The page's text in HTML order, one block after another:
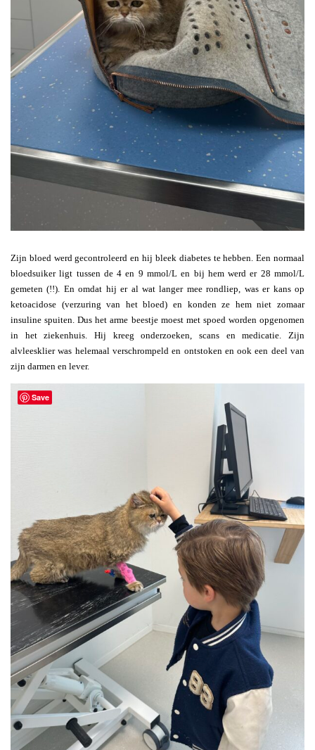
Zijn bloed werd gecontroleerd en hij bleek diabetes te hebben. Een normaal
bloedsuiker ligt tussen de 4 en 9 mmol/L en bij hem werd er 28 mmol/L
gemeten (!!). En omdat hij er al wat langer mee rondliep, was er kans op
ketoacidose (verzuring van het bloed) en konden ze hem niet zomaar
insuline spuiten. Dus het arme beestje moest met spoed worden opgenomen
in het ziekenhuis. Hij kreeg onderzoeken, scans en medicatie. Zijn
alvleesklier was helemaal verschrompeld en ontstoken en ook een deel van
zijn darmen en lever.
Save